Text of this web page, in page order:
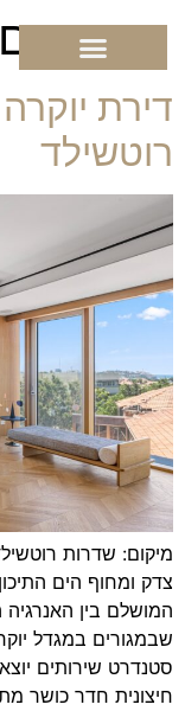
דירת
רוטשילד
מיקום: שדרות
צדק ומחוף הים
המושלם בין
שבמגורים במגדל
חיצונית חדר כושר